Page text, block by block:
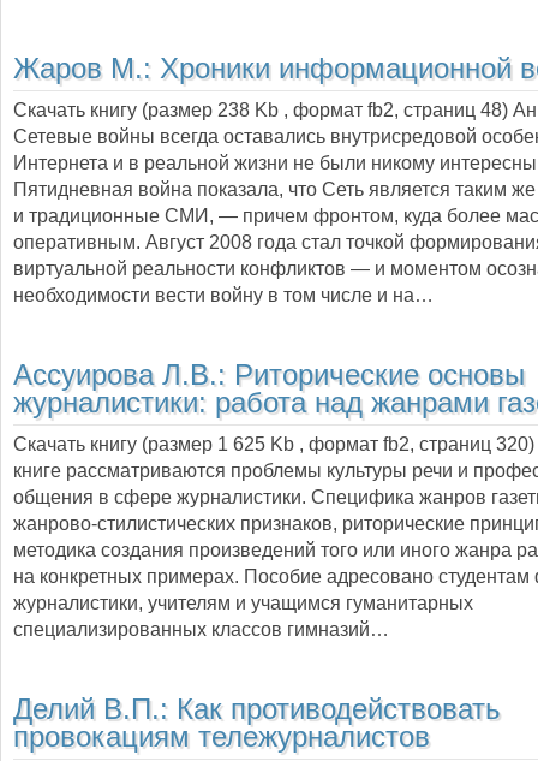
Жаров М.: Хроники информационной
Скачать книгу (размер 238 Kb , формат fb2, страниц 48)
Сетевые войны всегда оставались внутрисредовой
Интернета и в реальной жизни не были никому
Пятидневная война показала, что Сеть является таким
и традиционные СМИ, — причем фронтом, куда более
оперативным. Август 2008 года стал точкой
виртуальной реальности конфликтов — и моментом
необходимости вести войну в том числе и на…
Ассуирова Л.В.: Риторические основы
журналистики: работа над жанрами
Скачать книгу (размер 1 625 Kb , формат fb2, страниц 320
книге рассматриваются проблемы культуры речи и
общения в сфере журналистики. Специфика жанров
жанрово-стилистических признаков, риторические
методика создания произведений того или иного жанра
на конкретных примерах. Пособие адресовано студентам
журналистики, учителям и учащимся гуманитарных
специализированных классов гимназий…
Делий В.П.: Как противодействовать
провокациям тележурналистов